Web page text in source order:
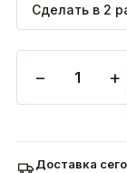
Сделать в 2
− 1 +
Доставка